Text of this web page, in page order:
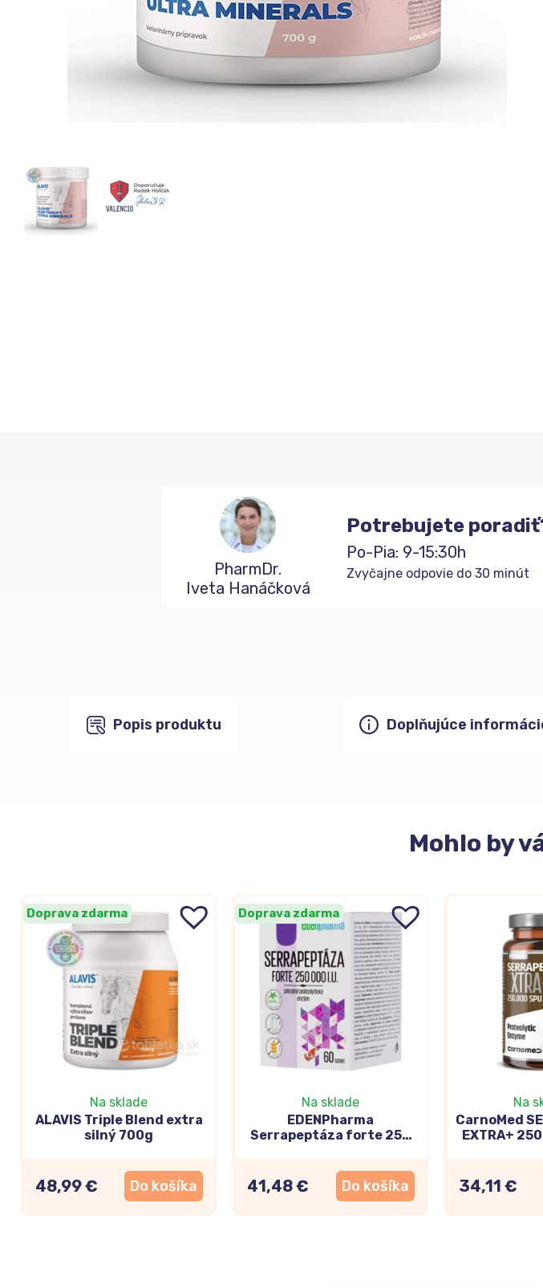
PharmDr.
Iveta Hanáčková
Potrebujete
Po-Pia: 9-15:30h
Zvyčajne odpovie do 30 minút
Popis produktu Doplňujúce
Mohlo by
Doprava zdarma
Na sklade
ALAVIS Triple Blend extra
silný 700g
48,99 € Do košíka
Doprava zdarma
Na sklade
EDENPharma
Serrapeptáza forte 250
41,48 € Do košíka
Na
CarnoMed
EXTRA+
34,11 €